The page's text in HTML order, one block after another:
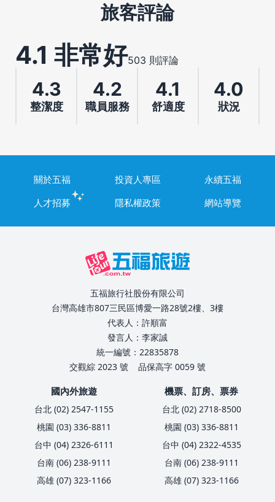
旅客評論
4.1 非常好503 則評論
4.3
整潔度
4.2
職員服務
4.1
舒適度
4.0
狀況
關於五福 投資人專區
永續五福
人才招募
隱私權政策 網站導覽
五福旅行社股份有限公司
台灣高雄市807三民區博愛一路28號2樓、3樓
代表人：許順富
發言人：李家誠
統一編號：22835878
交觀綜 2023 號
品保高字 0059 號
國內外旅遊
台北 (02) 2547-1155
桃園 (03) 336-8811
台中 (04) 2326-6111
台南 (06) 238-9111
高雄 (07) 323-1166
機票、訂房、票券
台北 (02) 2718-8500
桃園 (03) 336-8811
台中 (04) 2322-4535
台南 (06) 238-9111
高雄 (07) 323-1166